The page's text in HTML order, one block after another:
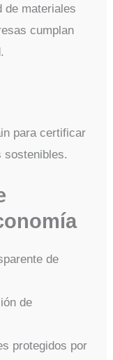
de materiales
cumplan
para certificar
sostenibles.
de
de
protegidos por